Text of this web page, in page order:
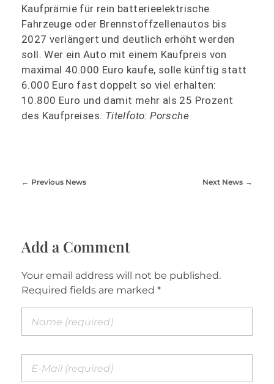
Kaufprämie für rein batterieelektrische
Fahrzeuge oder Brennstoffzellenautos bis
2027 verlängert und deutlich erhöht werden
soll. Wer ein Auto mit einem Kaufpreis von
maximal 40.000 Euro kaufe, solle künftig statt
6.000 Euro fast doppelt so viel erhalten:
10.800 Euro und damit mehr als 25 Prozent
des Kaufpreises. Titelfoto: Porsche
Previous News Next News
Add a Comment
Your email address will not be published.
Required fields are marked *